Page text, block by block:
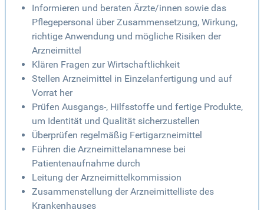
Informieren und beraten Ärzte/innen sowie das
Pflegepersonal über Zusammensetzung, Wirkung,
richtige Anwendung und mögliche Risiken der
Arzneimittel
Klären Fragen zur Wirtschaftlichkeit
Stellen Arzneimittel in Einzelanfertigung und auf
Vorrat her
Prüfen Ausgangs-, Hilfsstoffe und fertige Produkte,
um Identität und Qualität sicherzustellen
Überprüfen regelmäßig Fertigarzneimittel
Führen die Arzneimittelanamnese bei
Patientenaufnahme durch
Leitung der Arzneimittelkommission
Zusammenstellung der Arzneimittelliste des
Krankenhauses